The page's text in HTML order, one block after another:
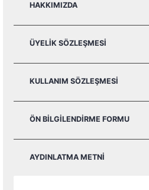
HAKKIMIZDA
ÜYELIK SÖZLEŞMESI
KULLANIM SÖZLEŞMESI
ÖN BILGILENDIRME FORMU
AYDINLATMA METNI